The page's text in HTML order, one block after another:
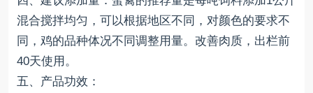
混合搅拌均匀，可以根据地区不同，对颜色的要求不
同，鸡的品种体况不同调整用量。改善肉质，出栏前
40天使用。
五、产品功效：